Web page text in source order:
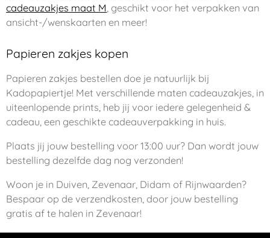
cadeauzakjes maat M , geschikt voor het verpakken van
ansicht-/wenskaarten en meer!
Papieren zakjes kopen
Papieren zakjes bestellen doe je natuurlijk bij
Kadopapiertje! Met verschillende maten cadeauzakjes, in
uiteenlopende prints, heb jij voor iedere gelegenheid &
cadeau, een geschikte cadeauverpakking in huis.
Plaats jij jouw bestelling voor 13:00 uur? Dan wordt jouw
bestelling dezelfde dag nog verzonden!
Woon je in Duiven, Zevenaar, Didam of Rijnwaarden?
Bespaar op de verzendkosten, door jouw bestelling
gratis af te halen in Zevenaar!